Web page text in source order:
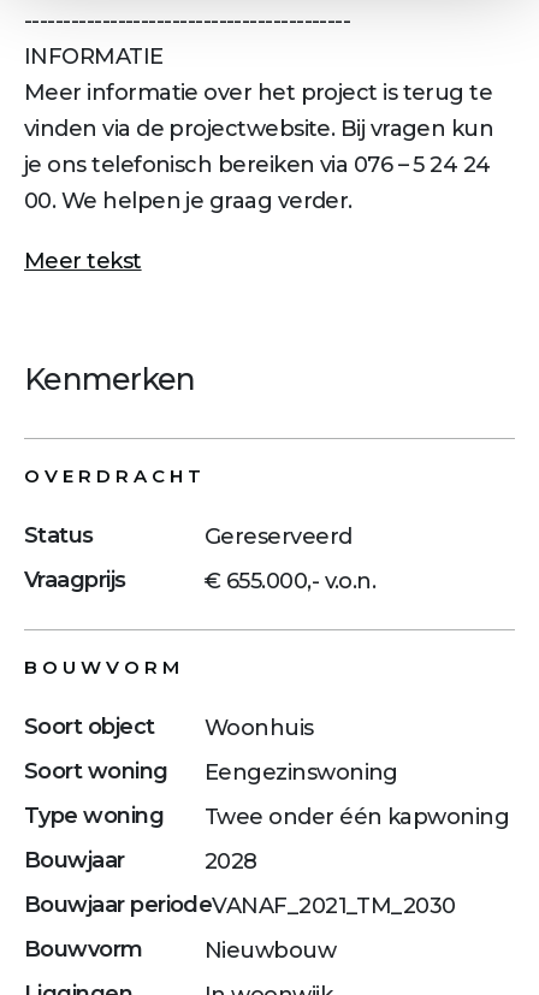
------------------------------------------
INFORMATIE
Meer informatie over het project is terug te
vinden via de projectwebsite. Bij vragen kun
je ons telefonisch bereiken via 076 – 5 24 24
00. We helpen je graag verder.
Meer tekst
Kenmerken
OVERDRACHT
Status
Gereserveerd
Vraagprijs
€ 655.000,- v.o.n.
BOUWVORM
Soort object
Woonhuis
Soort woning
Eengezinswoning
Type woning
Twee onder één kapwoning
Bouwjaar
2028
Bouwjaar periodeVANAF_2021_TM_2030
Bouwvorm
Nieuwbouw